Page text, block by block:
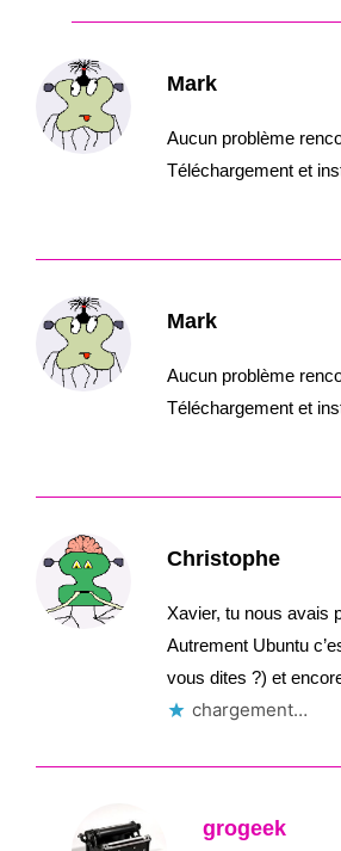
Mark
Aucun problème
Téléchargement et
Mark
Aucun problème
Téléchargement et
Christophe
Xavier, tu nous avais
Autrement Ubuntu
vous dites ?) et
chargement…
grogeek